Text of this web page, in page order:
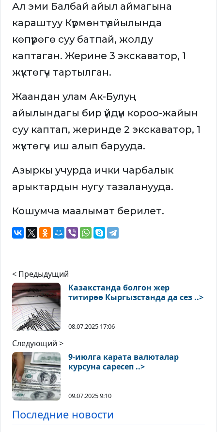
Ал эми Балбай айыл аймагына
караштуу Күрмөнтү айылында
көпүрөгө суу батпай, жолду
каптаган. Жерине 3 экскаватор, 1
жүктөгүч тартылган.
Жаандан улам Ак-Булуң
айылындагы бир үйдүн короо-жайын
суу каптап, жеринде 2 экскаватор, 1
жүктөгүч иш алып барууда.
Азыркы учурда ички чарбалык
арыктардын нугу тазаланууда.
Кошумча маалымат берилет.
< Предыдущий
Казакстанда болгон жер
титирөө Кыргызстанда да сез ..>
08.07.2025 17:06
Следующий >
9-июлга карата валюталар
курсуна саресеп ..>
09.07.2025 9:10
Последние новости